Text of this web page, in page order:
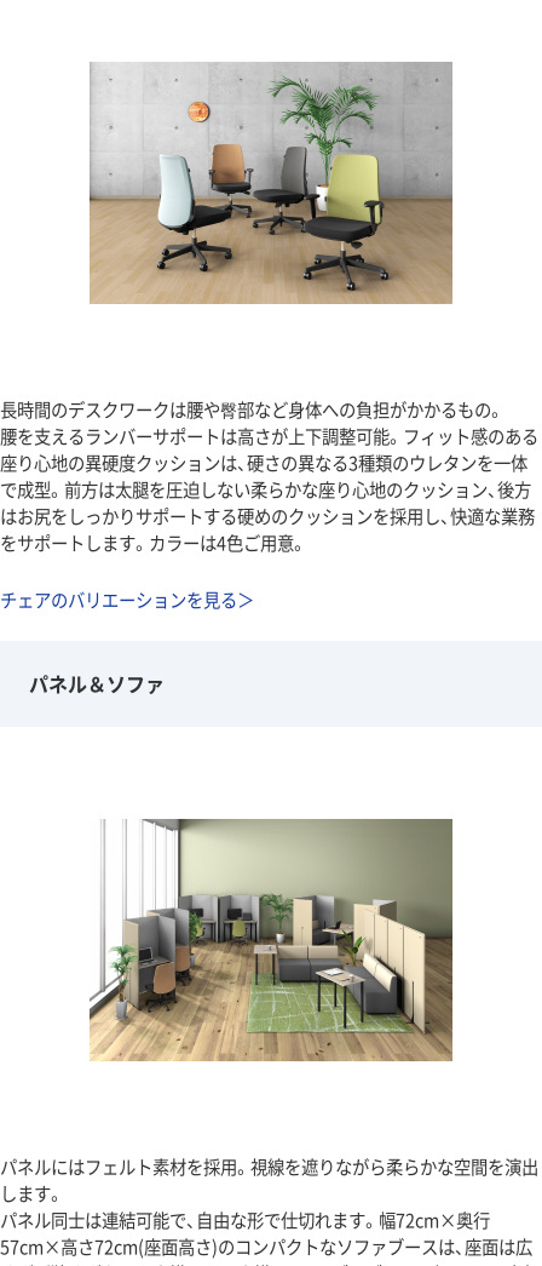
長時間のデスクワークは腰や臀部など身体への負担がかかるもの。
腰を支えるランバーサポートは高さが上下調整可能。フィット感のある
座り心地の異硬度クッションは、硬さの異なる3種類のウレタンを一体
で成型。前方は太腿を圧迫しない柔らかな座り心地のクッション、後方
はお尻をしっかりサポートする硬めのクッションを採用し、快適な業務
をサポートします。カラーは4色ご用意。
チェアのバリエーションを見る＞
パネル＆ソファ
パネルにはフェルト素材を採用。視線を遮りながら柔らかな空間を演出
します。
パネル同士は連結可能で、自由な形で仕切れます。幅72cm×奥行
57cm×高さ72cm(座面高さ)のコンパクトなソファブースは、座面は広